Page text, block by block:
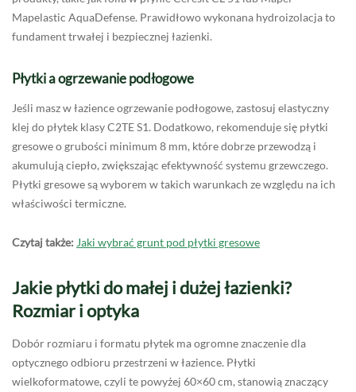
Mapelastic AquaDefense. Prawidłowo wykonana hydroizolacja to
fundament trwałej i bezpiecznej łazienki.
Płytki a ogrzewanie podłogowe
Jeśli masz w łazience ogrzewanie podłogowe, zastosuj elastyczny
klej do płytek klasy C2TE S1. Dodatkowo, rekomenduje się płytki
gresowe o grubości minimum 8 mm, które dobrze przewodzą i
akumulują ciepło, zwiększając efektywność systemu grzewczego.
Płytki gresowe są wyborem w takich warunkach ze względu na ich
właściwości termiczne.
Czytaj także: Jaki wybrać grunt pod płytki gresowe
Jakie płytki do małej i dużej łazienki?
Rozmiar i optyka
Dobór rozmiaru i formatu płytek ma ogromne znaczenie dla
optycznego odbioru przestrzeni w łazience. Płytki
wielkoformatowe, czyli te powyżej 60×60 cm, stanowią znaczący